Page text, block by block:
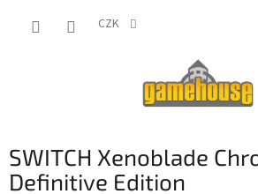
CZK
SWITCH Xenoblade
Definitive Edition